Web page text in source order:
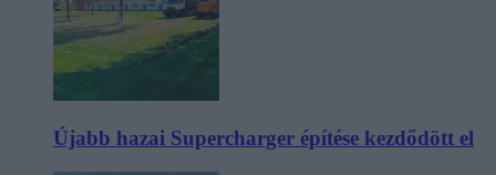
Újabb hazai Supercharger építése kezdődött el